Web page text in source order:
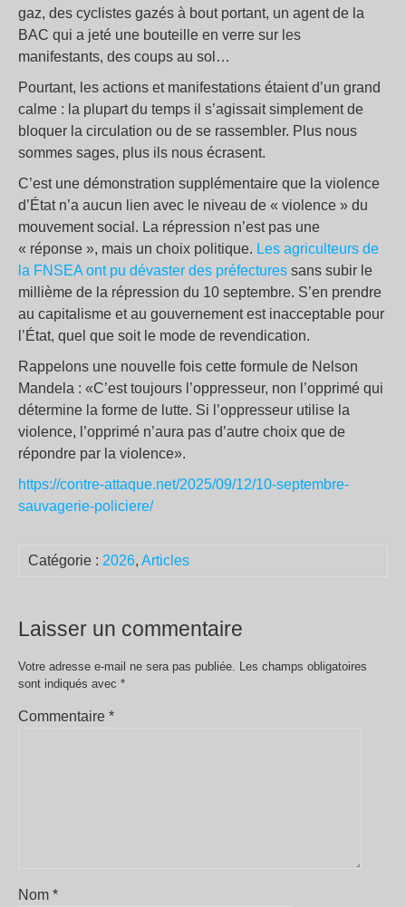
gaz, des cyclistes gazés à bout portant, un agent de la
BAC qui a jeté une bouteille en verre sur les
manifestants, des coups au sol…
Pourtant, les actions et manifestations étaient d’un grand
calme : la plupart du temps il s’agissait simplement de
bloquer la circulation ou de se rassembler. Plus nous
sommes sages, plus ils nous écrasent.
C’est une démonstration supplémentaire que la violence
d’État n’a aucun lien avec le niveau de « violence » du
mouvement social. La répression n’est pas une
« réponse », mais un choix politique. Les agriculteurs de
la FNSEA ont pu dévaster des préfectures sans subir le
millième de la répression du 10 septembre. S’en prendre
au capitalisme et au gouvernement est inacceptable pour
l’État, quel que soit le mode de revendication.
Rappelons une nouvelle fois cette formule de Nelson
Mandela : «C’est toujours l’oppresseur, non l’opprimé qui
détermine la forme de lutte. Si l’oppresseur utilise la
violence, l’opprimé n’aura pas d’autre choix que de
répondre par la violence».
https://contre-attaque.net/2025/09/12/10-septembre-
sauvagerie-policiere/
Catégorie : 2026, Articles
Laisser un commentaire
Votre adresse e-mail ne sera pas publiée. Les champs obligatoires
sont indiqués avec *
Commentaire *
Nom *